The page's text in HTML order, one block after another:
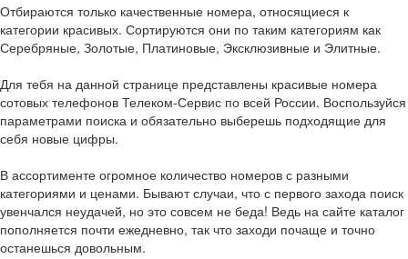
Отбираются только качественные номера, относящиеся к
категории красивых. Сортируются они по таким категориям как
Серебряные, Золотые, Платиновые, Эксклюзивные и Элитные.
Для тебя на данной странице представлены красивые номера
сотовых телефонов Телеком-Сервис по всей России. Воспользуйся
параметрами поиска и обязательно выберешь подходящие для
себя новые цифры.
В ассортименте огромное количество номеров с разными
категориями и ценами. Бывают случаи, что с первого захода поиск
увенчался неудачей, но это совсем не беда! Ведь на сайте каталог
пополняется почти ежедневно, так что заходи почаще и точно
останешься довольным.